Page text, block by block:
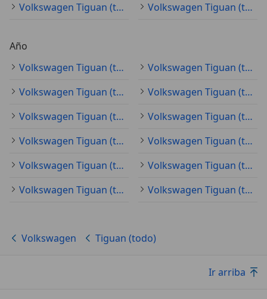
Volkswagen Tiguan (todo) automático
Volkswagen Tiguan (todo) manual
Año
Volkswagen Tiguan (todo) 2022
Volkswagen Tiguan (todo) 2021
Volkswagen Tiguan (todo) 2020
Volkswagen Tiguan (todo) 2019
Volkswagen Tiguan (todo) 2017
Volkswagen Tiguan (todo) 2023
Volkswagen Tiguan (todo) 2018
Volkswagen Tiguan (todo) 2024
Volkswagen Tiguan (todo) 2025
Volkswagen Tiguan (todo) 2016
Volkswagen Tiguan (todo) 2026
Volkswagen Tiguan (todo) 2015
Volkswagen Tiguan (todo)
Ir arriba